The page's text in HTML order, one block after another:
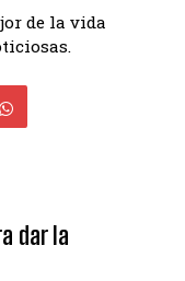
de la vida
dar la